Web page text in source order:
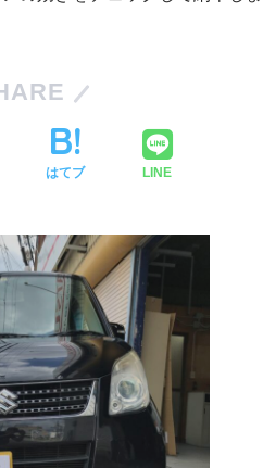
はてブ LINE